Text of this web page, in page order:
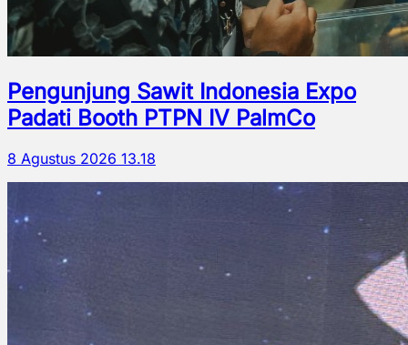
Pengunjung Sawit Indonesia Expo
Padati Booth PTPN IV PalmCo
8 Agustus 2026 13.18